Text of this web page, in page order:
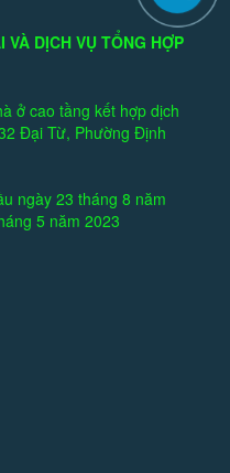
DỊCH VỤ TỔNG HỢP
ở cao tầng kết hợp dịch
Đại Từ, Phường Định
ngày 23 tháng 8 năm
5 năm 2023